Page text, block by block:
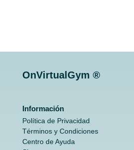
OnVirtualGym ®
Información
Política de Privacidad
Términos y Condiciones
Centro de Ayuda